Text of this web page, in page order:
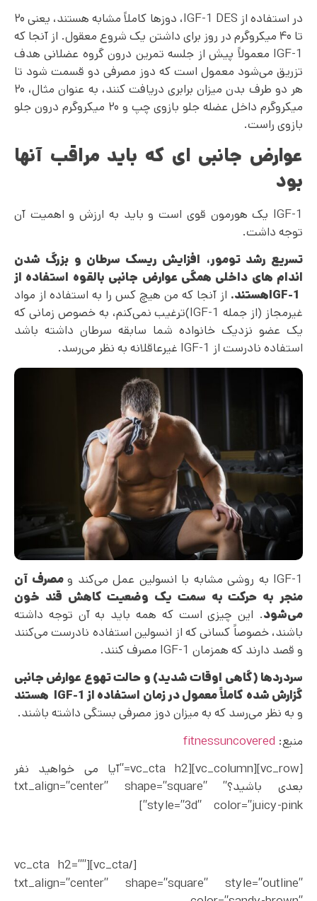
در استفاده از IGF-1 DES، دوزها کاملاً مشابه هستند، یعنی ۲۰
تا ۴۰ میکروگرم در روز برای داشتن یک شروع معقول. از آنجا که
IGF-1 معمولاً پیش از جلسه تمرین درون گروه عضلانی هدف
تزریق می‌شود معمول است که دوز مصرفی دو قسمت شود تا
هر دو طرف بدن میزان برابری دریافت کنند، به عنوان مثال، ۲۰
میکروگرم داخل عضله جلو بازوی چپ و ۲۰ میکروگرم درون جلو
بازوی راست.
عوارض جانبی ای که باید مراقب آنها
بود
IGF-1 یک هورمون قوی است و باید به ارزش و اهمیت آن
توجه داشت.
تسریع رشد تومور، افزایش ریسک سرطان و بزرگ شدن
اندام های داخلی همگی عوارض جانبی بالقوه استفاده از
هستند. از آنجا که من هیچ کس را به استفاده از مواد
غیرمجاز (از جمله IGF-1)ترغیب نمی‌کنم، به خصوص زمانی که
یک عضو نزدیک خانواده شما سابقه سرطان داشته باشد
استفاده نادرست از IGF-1 غیرعاقلانه به نظر می‌رسد.
IGF-1 به روشی مشابه با انسولین عمل می‌کند و
مصرف آن
منجر به حرکت به سمت یک وضعیت کاهش قند خون
می‌شود. این چیزی است که همه باید به آن توجه داشته
باشند، خصوصاً کسانی که از انسولین استفاده نادرست می‌کنند
و قصد دارند که همزمان IGF-1 مصرف کنند.
سردردها (گاهی اوقات شدید) و حالت تهوع عوارض جانبی
گزارش شده کاملاً معمول در زمان استفاده از IGF-1 هستند
و به نظر می‌رسد که به میزان دوز مصرفی بستگی داشته باشند.
منبع: fitnessuncovered
[vc_row][vc_column][vc_cta h2=”آیا می خواهید نفر
بعدی باشید؟” txt_align=”center” shape=”square”
style=”3d” color=”juicy-pink”]
[/vc_cta][vc_cta h2=””
txt_align=”center” shape=”square” style=”outline”